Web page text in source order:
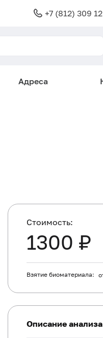
+7 (812) 309
Адреса
Cтоимость:
1300 ₽
Взятие биоматериала:
Описание анализа